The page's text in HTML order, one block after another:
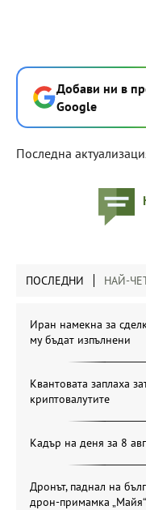
Добави ни в
Google
Последна
ПОСЛЕДНИ НАЙ-
Иран намекна за
му бъдат изпълнени
Квантовата заплаха
криптовалутите
Кадър на деня за 8
Дронът, паднал на
дрон-примамка „Майя“